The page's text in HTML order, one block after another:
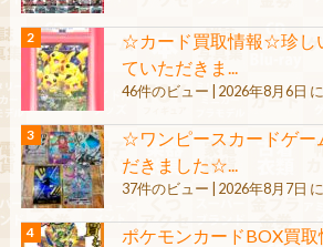
☆カード買取情報☆珍し
ていただきま...
46件のビュー | 2026年8月6日
☆ワンピースカードゲー
だきました☆...
37件のビュー | 2026年8月7日
ポケモンカードBOX買